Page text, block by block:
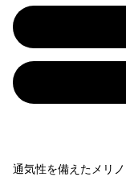
通気性を備えたメリ